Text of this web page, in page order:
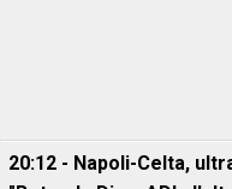
20:12 - Napoli-Celta,